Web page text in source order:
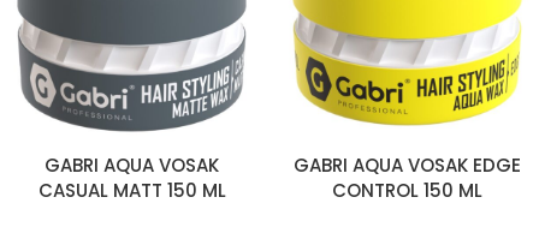
GABRI AQUA VOSAK
CASUAL MATT 150 ML
GABRI AQUA VOSAK EDGE
CONTROL 150 ML